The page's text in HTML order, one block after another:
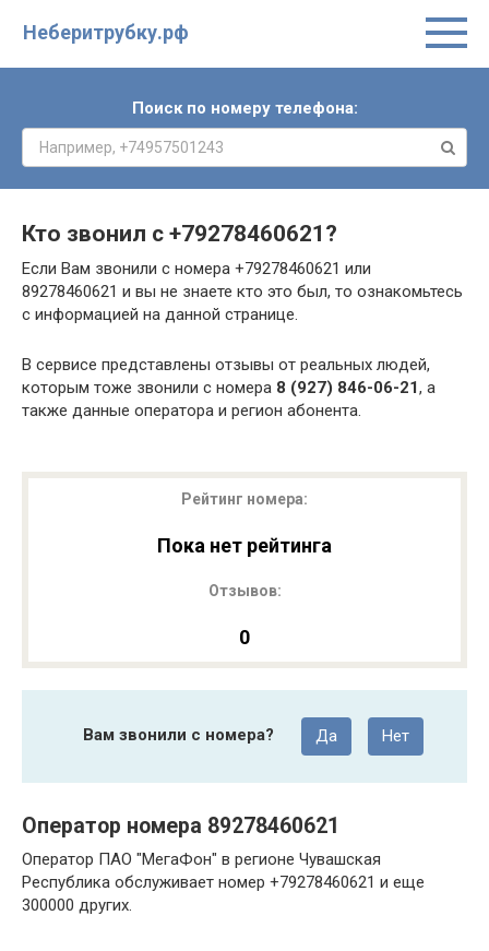
Неберитрубку.рф
Поиск по номеру телефона:
Кто звонил с +79278460621 ?
Если Вам звонили с номера +79278460621 или
89278460621 и вы не знаете кто это был, то ознакомьтесь
с информацией на данной странице.
В сервисе представлены отзывы от реальных людей,
которым тоже звонили с номера 8 (927) 846-06-21, а
также данные оператора и регион абонента.
Рейтинг номера:
Пока нет рейтинга
Отзывов:
0
Вам звонили с номера? Да Нет
Оператор номера 89278460621
Оператор ПАО "МегаФон" в регионе Чувашская
Республика обслуживает номер +79278460621 и еще
300000 других.